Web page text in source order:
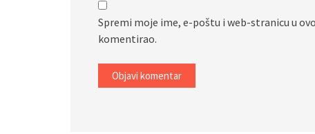
Spremi moje ime, e-poštu i web-stranicu u
komentirao.